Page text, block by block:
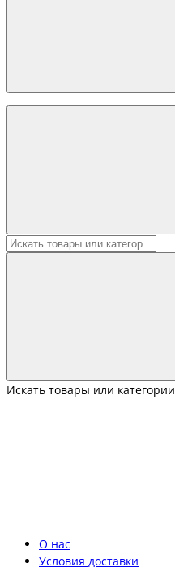
Искать товары или категории
О нас
Условия доставки